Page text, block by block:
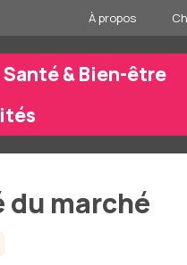
À propos
Santé & Bien-être
marché